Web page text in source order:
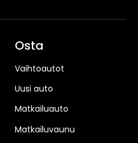
Osta
Vaihtoautot
Uusi auto
Matkailuauto
Matkailuvaunu